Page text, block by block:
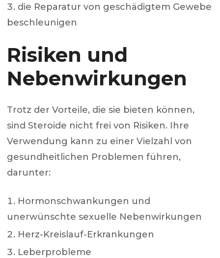
die Reparatur von geschädigtem Gewebe
beschleunigen
Risiken und
Nebenwirkungen
Trotz der Vorteile, die sie bieten können,
sind Steroide nicht frei von Risiken. Ihre
Verwendung kann zu einer Vielzahl von
gesundheitlichen Problemen führen,
darunter:
Hormonschwankungen und
unerwünschte sexuelle Nebenwirkungen
Herz-Kreislauf-Erkrankungen
Leberprobleme